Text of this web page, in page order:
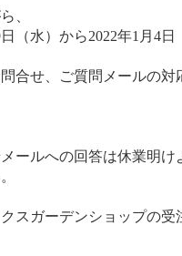
、
日（水）から2022年1月4
合せ、ご質問メールの対
ールへの回答は休業明
スガーデンショップの受